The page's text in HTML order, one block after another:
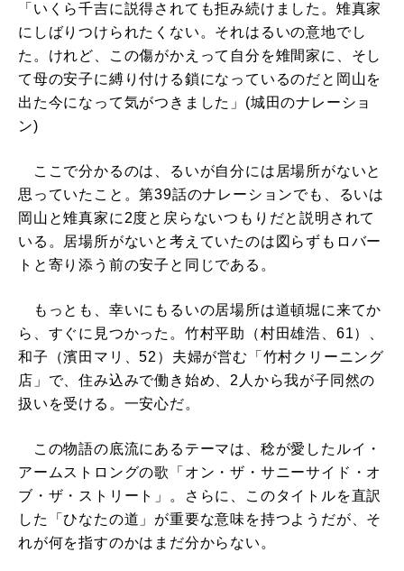
「いくら千吉に説得されても拒み続けました。雉真家
にしばりつけられたくない。それはるいの意地でし
た。けれど、この傷がかえって自分を雉間家に、そし
て母の安子に縛り付ける鎖になっているのだと岡山を
出た今になって気がつきました」(城田のナレーショ
ン)
ここで分かるのは、るいが自分には居場所がないと
思っていたこと。第39話のナレーションでも、るいは
岡山と雉真家に2度と戻らないつもりだと説明されて
いる。居場所がないと考えていたのは図らずもロバー
トと寄り添う前の安子と同じである。
もっとも、幸いにもるいの居場所は道頓堀に来てか
ら、すぐに見つかった。竹村平助（村田雄浩、61）、
和子（濱田マリ、52）夫婦が営む「竹村クリーニング
店」で、住み込みで働き始め、2人から我が子同然の
扱いを受ける。一安心だ。
この物語の底流にあるテーマは、稔が愛したルイ・
アームストロングの歌「オン・ザ・サニーサイド・オ
ブ・ザ・ストリート」。さらに、このタイトルを直訳
した「ひなたの道」が重要な意味を持つようだが、そ
れが何を指すのかはまだ分からない。